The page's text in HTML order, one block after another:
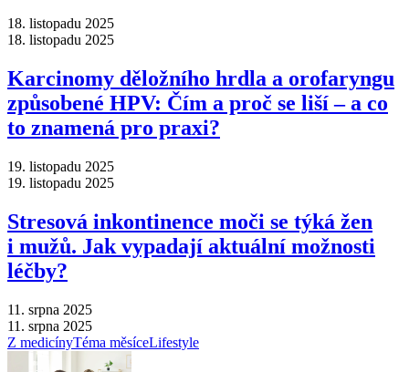
18. listopadu 2025
18. listopadu 2025
Karcinomy děložního hrdla a orofaryngu
způsobené HPV: Čím a proč se liší –⁠ a co
to znamená pro praxi?
19. listopadu 2025
19. listopadu 2025
Stresová inkontinence moči se týká žen
i mužů. Jak vypadají aktuální možnosti
léčby?
11. srpna 2025
11. srpna 2025
Z medicínyTéma měsíceLifestyle